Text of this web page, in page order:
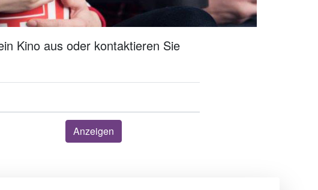
Kino aus oder kontaktieren Sie
Anzeigen